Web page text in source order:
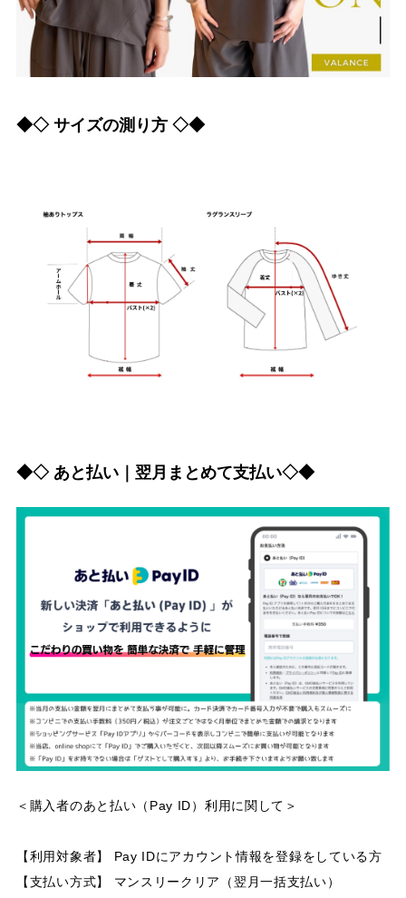
◆◇ サイズの測り方 ◇◆
◆◇ あと払い｜翌月まとめて支払い◇◆
＜購入者のあと払い（Pay ID）利用に関して＞
【利用対象者】 Pay IDにアカウント情報を登録をしている方
【支払い方式】 マンスリークリア（翌月一括支払い）